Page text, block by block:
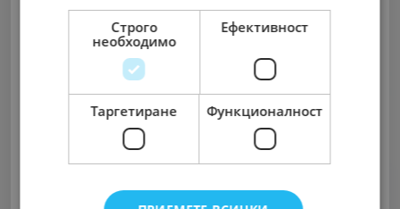
Забравена парола?
Строго
необходимо
Ефективност
Таргетиране Функционалност